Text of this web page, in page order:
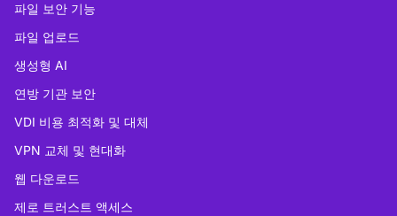
파일 보안 기능
파일 업로드
생성형 AI
연방 기관 보안
VDI 비용 최적화 및 대체
VPN 교체 및 현대화
웹 다운로드
제로 트러스트 액세스